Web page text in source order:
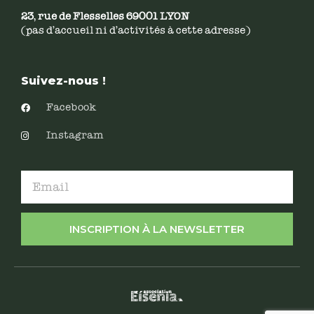
23, rue de Flesselles 69001 LYON
(pas d’accueil ni d’activités à cette adresse)
Suivez-nous !
Facebook
Instagram
INSCRIPTION À LA NEWSLETTER